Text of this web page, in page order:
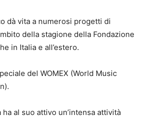
dà vita a numerosi progetti di
della stagione della Fondazione
in Italia e all’estero.
del WOMEX (World Music
al suo attivo un’intensa attività